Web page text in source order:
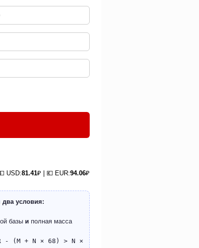
USD:81.41₽ | 💶 EUR:94.06₽
два условия:
базы и полная масса
- (M + N × 68) > N ×